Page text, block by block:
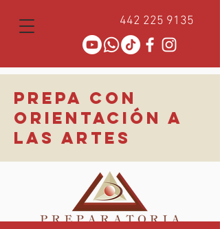
442 225 9135
PREPA CON
ORIENTACIÓN A
LAS ARTES